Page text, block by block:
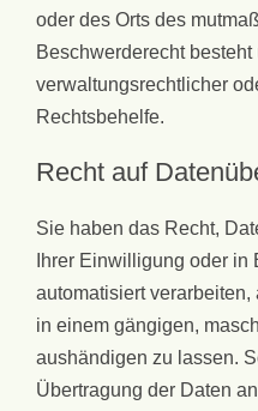
oder des Orts des
Beschwerderecht
verwaltungsrechtlicher
Rechtsbehelfe.
Recht auf
Sie haben das Recht,
Ihrer Einwilligung oder
automatisiert
in einem gängigen,
aushändigen zu lassen.
Übertragung der Daten